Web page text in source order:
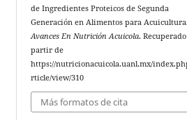
de Ingredientes Proteicos de Segunda
Generación en Alimentos para Acuicultura.
Avances En Nutrición Acuicola.
partir de
https://nutricionacuicola.uanl.mx/
rticle/view/310
Más formatos de cita